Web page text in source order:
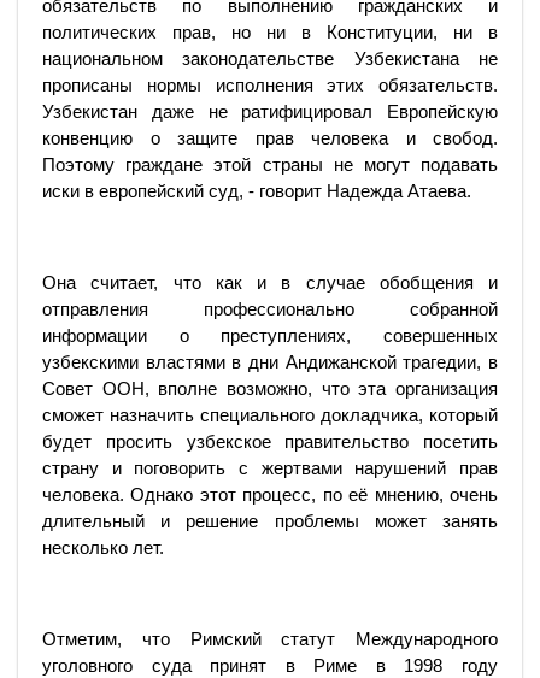
обязательств по выполнению гражданских и
политических прав, но ни в Конституции, ни в
национальном законодательстве Узбекистана не
прописаны нормы исполнения этих обязательств.
Узбекистан даже не ратифицировал Европейскую
конвенцию о защите прав человека и свобод.
Поэтому граждане этой страны не могут подавать
иски в европейский суд, - говорит Надежда Атаева.
Она считает, что как и в случае обобщения и
отправления профессионально собранной
информации о преступлениях, совершенных
узбекскими властями в дни Андижанской трагедии, в
Совет ООН, вполне возможно, что эта организация
сможет назначить специального докладчика, который
будет просить узбекское правительство посетить
страну и поговорить с жертвами нарушений прав
человека. Однако этот процесс, по её мнению, очень
длительный и решение проблемы может занять
несколько лет.
Отметим, что Римский статут Международного
уголовного суда принят в Риме в 1998 году